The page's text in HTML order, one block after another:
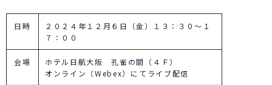
日時
２０２４年１２月６日（金）１３：３０～１
７：００
会場
ホテル日航大阪 孔雀の間（４Ｆ）
オンライン（Webex）にてライブ配信